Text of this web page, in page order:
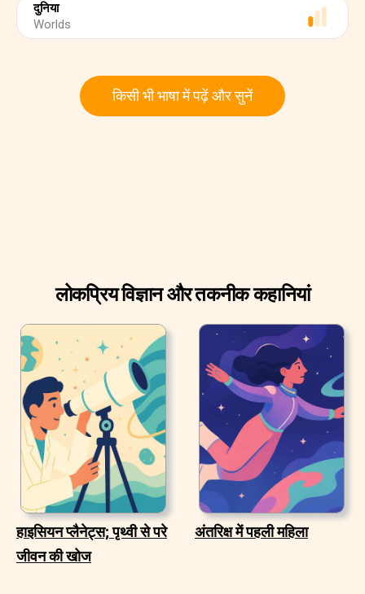
दुनिया
Worlds
किसी भी भाषा में पढ़ें और सुनें
लोकप्रिय विज्ञान और तकनीक कहानियां
हाइसियन प्लैनेट्स; पृथ्वी से परे
जीवन की खोज
अंतरिक्ष में पहली महिला